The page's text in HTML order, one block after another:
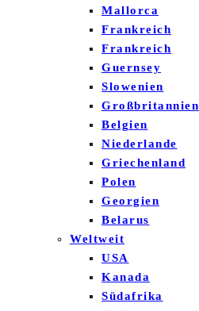
Mallorca
Frankreich
Frankreich
Guernsey
Slowenien
Großbritannien
Belgien
Niederlande
Griechenland
Polen
Georgien
Belarus
Weltweit
USA
Kanada
Südafrika